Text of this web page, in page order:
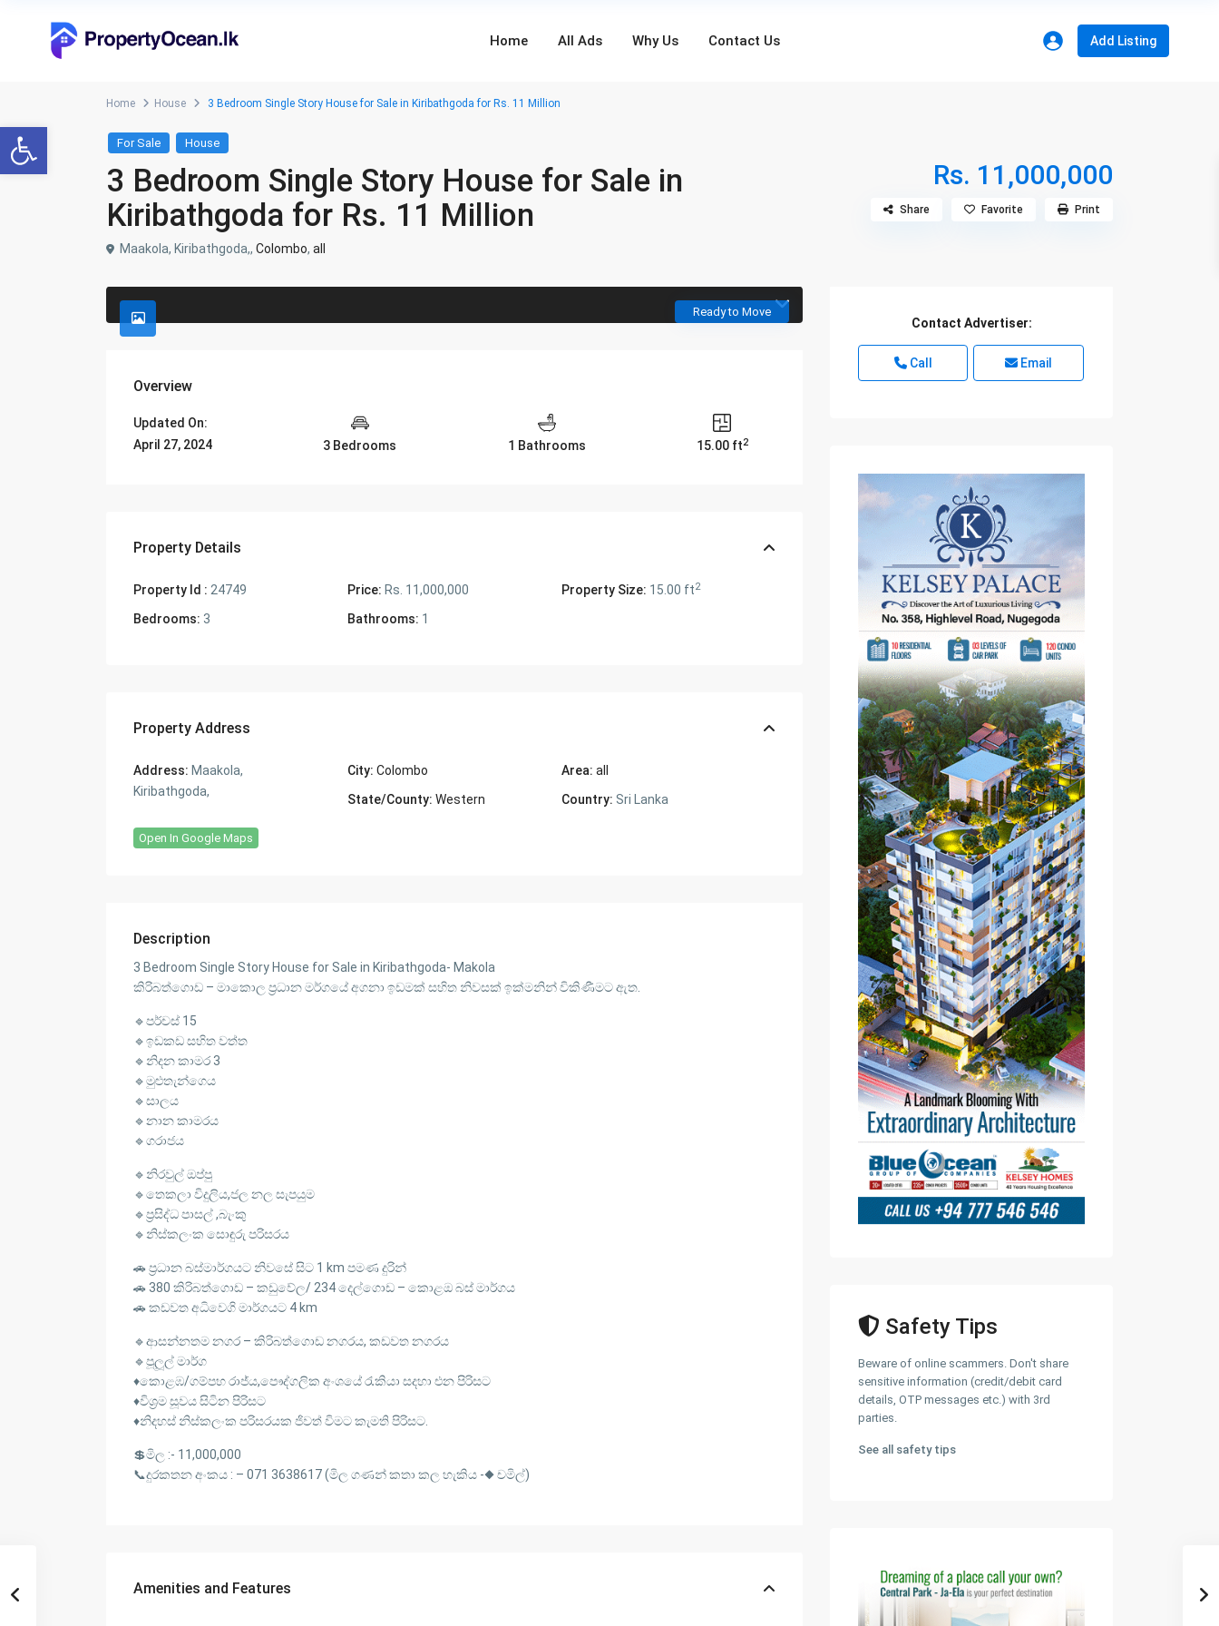
Open toolbar
Home All Ads Why Us Contact Us Add Listing
Home House 3 Bedroom Single Story House for Sale in Kiribathgoda for Rs. 11 Million
For Sale House
3 Bedroom Single Story House for Sale in
Kiribathgoda for Rs. 11 Million
Rs. 11,000,000
Maakola, Kiribathgoda,, Colombo, all
Share Favorite Print
Ready to Move
Overview
Updated On:
April 27, 2024
3 Bedrooms 1 Bathrooms 15.00 ft2
Property Details
Property Id : 24749 Price: Rs. 11,000,000 Property Size: 15.00 ft2
Bedrooms: 3 Bathrooms: 1
Property Address
Address: Maakola,
Kiribathgoda,
City: Colombo Area: all
State/County: Western Country: Sri Lanka
Open In Google Maps
Description
3 Bedroom Single Story House for Sale in Kiribathgoda- Makola
කිරිබත්ගොඩ – මාකොල ප්‍රධාන මර්ගයේ අගනා ඉඩමක් සහිත නිවසක් ඉක්මනින් විකිණීමට ඇත.
🔹පර්චස් 15
🔹ඉඩකඩ සහිත වත්ත
🔹නිදන කාමර 3
🔹මුළුතැන්ගෙය
🔹සාලය
🔹නාන කාමරය
🔹ගරාජය
🔹නිරවුල් ඔප්පු
🔹තෙකලා විදුලිය,ජල නල සැපයුම
🔹ප්‍රසිද්ධ පාසල් ,බැංකු
🔹නිස්කලංක සොඳුරු පරිසරය
🚗 ප්‍රධාන බස්මාර්ගයට නිවසේ සිට 1 km පමණ දුරින්
🚗 380 කිරිබත්ගොඩ – කඩුවේල/ 234 දෙල්ගොඩ – කොළඔ බස් මාර්ගය
🚗 කඩවත අධිවෙගි මාර්ගයට 4 km
🔹ආසන්නතම නගර – කිරිබත්ගොඩ නගරය, කඩවත නගරය
🔹පූලූල් මාර්ග
♦️කොළඹ/ගම්පහ රාජ්ය,‍පෞද්ගලික අංශයේ රැකියා සදහා එන පිරිසට
♦️විශ්‍රම සූවය සිටින පිරිසට
♦️නිදහස් නිස්කලංක පරිසරයක ජිවත් විමට කැමති පිරිසට.
💲මිල :- 11,000,000
📞දුරකතන අංකය : – 071 3638617 (මිල ගණන් කතා කල හැකිය -◆ චමිල්)
Amenities and Features
Contact Advertiser:
Call Email
Safety Tips
Beware of online scammers. Don't share
sensitive information (credit/debit card
details, OTP messages etc.) with 3rd
parties.
See all safety tips